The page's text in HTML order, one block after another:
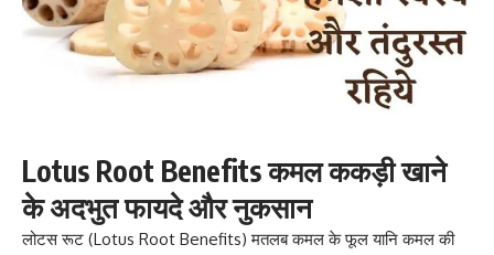
Lotus Root Benefits कमल ककड़ी खाने
के अदभुत फायदे और नुकसान
लोटस रूट (Lotus Root Benefits) मतलब कमल के फूल यानि कमल की